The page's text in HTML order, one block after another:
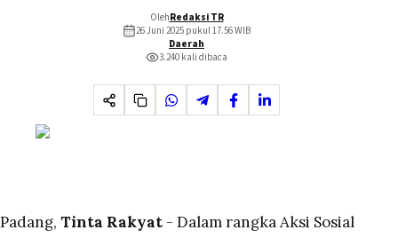
OlehRedaksi TR
26 Juni 2025 pukul 17.56WIB
Daerah
3.240 kali dibaca
Padang, Tinta Rakyat - Dalam rangka Aksi Sosial